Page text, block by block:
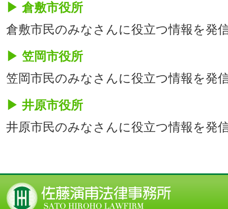
▶ 倉敷市役所
倉敷市民のみなさんに役立つ情報を発
▶ 笠岡市役所
笠岡市民のみなさんに役立つ情報を発
▶ 井原市役所
井原市民のみなさんに役立つ情報を発